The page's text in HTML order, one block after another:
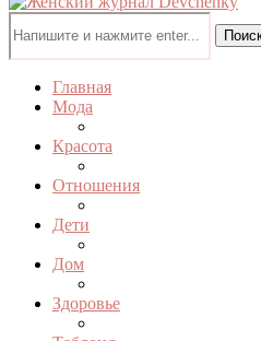
Главная
Мода
Красота
Отношения
Дети
Дом
Здоровье